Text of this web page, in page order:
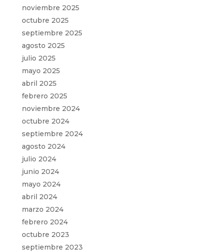
noviembre 2025
octubre 2025
septiembre 2025
agosto 2025
julio 2025
mayo 2025
abril 2025
febrero 2025
noviembre 2024
octubre 2024
septiembre 2024
agosto 2024
julio 2024
junio 2024
mayo 2024
abril 2024
marzo 2024
febrero 2024
octubre 2023
septiembre 2023